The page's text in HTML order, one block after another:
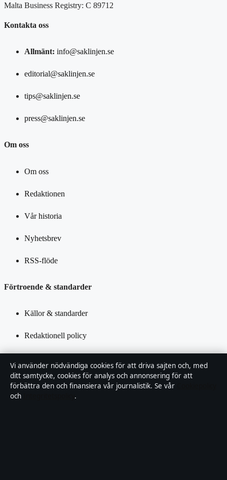
Malta Business Registry: C 89712
Kontakta oss
Allmänt: info@saklinjen.se
editorial@saklinjen.se
tips@saklinjen.se
press@saklinjen.se
Om oss
Om oss
Redaktionen
Vår historia
Nyhetsbrev
RSS-flöde
Förtroende & standarder
Källor & standarder
Redaktionell policy
Tillgänglighetsredogörelse
Vi använder nödvändiga cookies för att driva sajten och, med
ditt samtycke, cookies för analys och annonsering för att
förbättra den och finansiera vår journalistik. Se vår
och
.